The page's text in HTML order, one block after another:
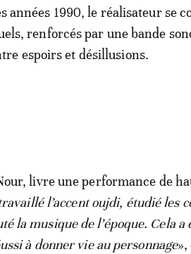
années 1990, le réalisateur se
renforcés par une bande
espoirs et désillusions.
livre une performance de
l’accent oujdi, étudié les
la musique de l’époque. Cela
à donner vie au personnage»,